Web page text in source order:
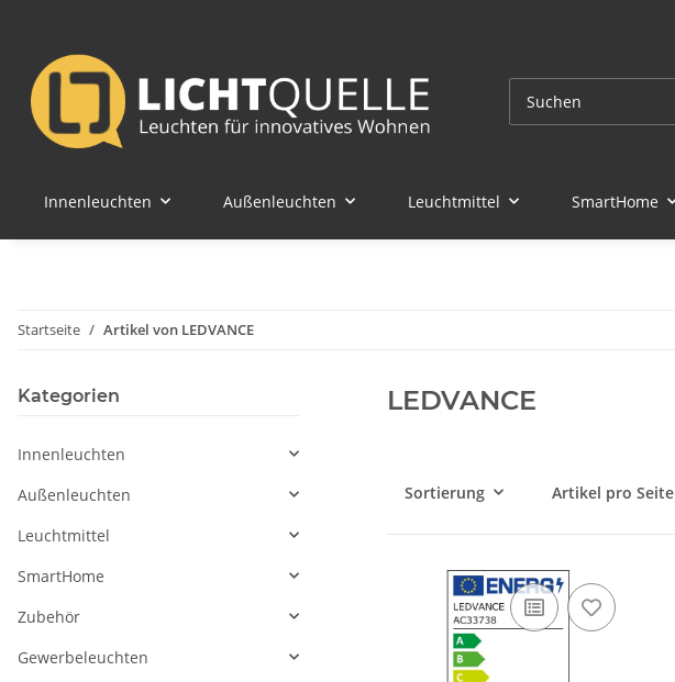
Innenleuchten Außenleuchten Leuchtmittel SmartHome
Startseite Artikel von LEDVANCE
LEDVANCE
Sortierung Artikel pro Seite
Kategorien
Innenleuchten
Außenleuchten
Leuchtmittel
SmartHome
Zubehör
Gewerbeleuchten